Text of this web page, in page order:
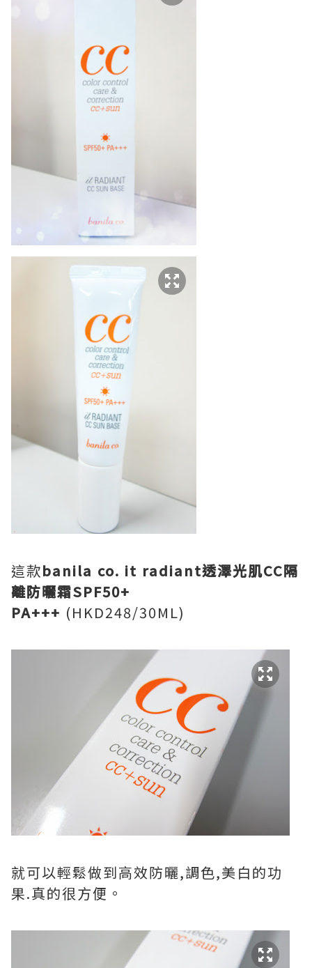
這款banila co. it radiant透澤光肌CC隔
離防曬霜SPF50+
PA+++ (HKD248/30ML)
就可以輕鬆做到高效防曬,調色,美白的功
果.真的很方便。